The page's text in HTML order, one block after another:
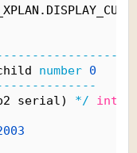
child number 0
serial) */ into